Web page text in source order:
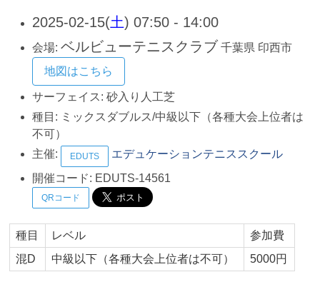
2025-02-15(土) 07:50 - 14:00
会場: ベルビューテニスクラブ 千葉県 印西市
地図はこちら
サーフェイス: 砂入り人工芝
種目: ミックスダブルス/中級以下（各種大会上位者は
不可）
主催:
EDUTS
エデュケーションテニススクール
開催コード: EDUTS-14561
QRコード
種目 レベル
参加費
混D
中級以下（各種大会上位者は不可） 5000円